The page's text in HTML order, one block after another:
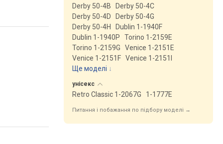
Derby 50-4B
Derby 50-4C
Derby 50-4D
Derby 50-4G
Derby 50-4H
Dublin 1-1940F
Dublin 1-1940P
Torino 1-2159E
Torino 1-2159G
Venice 1-2151E
Venice 1-2151F Venice 1-2151I
Ще моделі ↓
унісекс
Retro Classic 1-2067G 1-1777E
Питання і побажання по підбору моделі →